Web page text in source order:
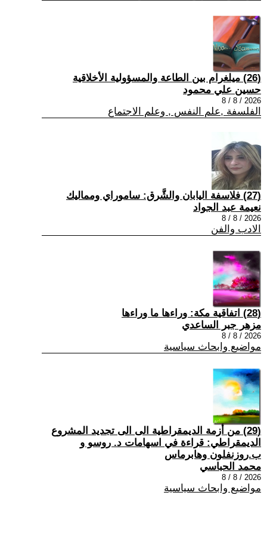
(26) ميلغرام بين الطاعة والمسؤولية الأخلاقية
حسين علي محمود
2026 / 8 / 8
الفلسفة ,علم النفس , وعلم الاجتماع
(27) فلاسفة اليابان والشَّرق: ساموراي ومماليك
نعيمة عبد الجواد
2026 / 8 / 8
الادب والفن
(28) اتفاقية مكة: وراءها ما وراءها
مزهر جبر الساعدي
2026 / 8 / 8
مواضيع وابحاث سياسية
(29) من أزمة الديمقراطية الى الى تجديد المشروع
الديمقراطي: قراءة في اسهامات د. روسو و
ب.روزنفلون وهابرماس
محمد الحباسي
2026 / 8 / 8
مواضيع وابحاث سياسية